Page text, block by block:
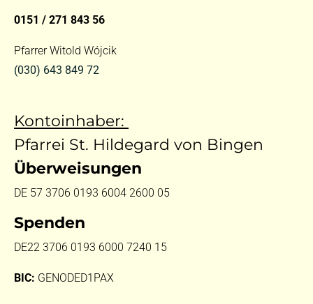
0151 / 271 843 56
Pfarrer Witold Wójcik
(030) 643 849 72
Kontoinhaber:
Pfarrei St. Hildegard von Bingen
Überweisungen
DE 57 3706 0193 6004 2600 05
Spenden
DE22 3706 0193 6000 7240 15
BIC: GENODED1PAX